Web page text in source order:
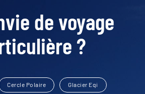
de voyage
?
Cercle Polaire Glacier Eqi